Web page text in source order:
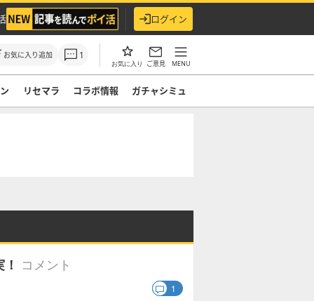
ログイン
お気に入り追加 1
お気に入り ご意見 MENU
リセマラ コラボ情報 ガチャシミュ
コメント
1